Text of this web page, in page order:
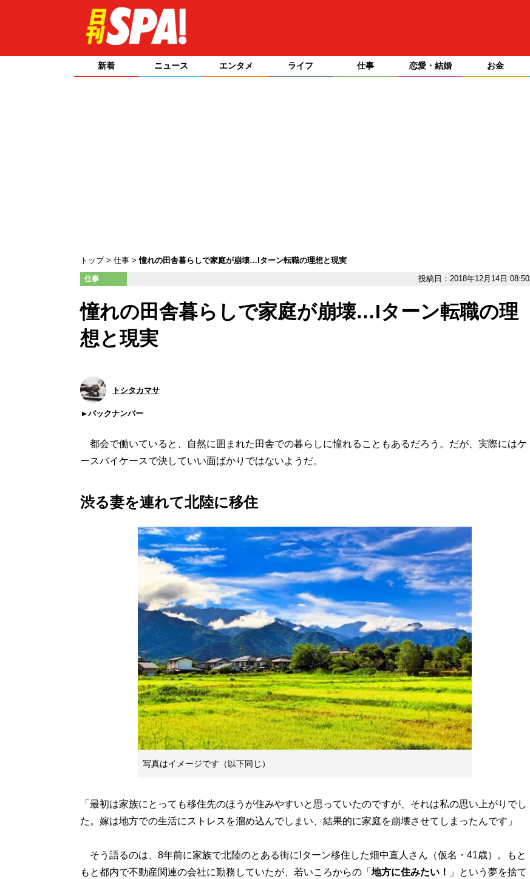
新着 ニュース エンタメ ライフ 仕事 恋愛・結婚 お金
トップ 仕事 憧れの田舎暮らしで家庭が崩壊…Iターン転職の理想と現実
仕事 投稿日：2018年12月14日 08:50
憧れの田舎暮らしで家庭が崩壊…Iターン転職の理
想と現実
トシタカマサ
バックナンバー
都会で働いていると、自然に囲まれた田舎での暮らしに憧れることもあるだろう。だが、実際にはケ
ースバイケースで決していい面ばかりではないようだ。
渋る妻を連れて北陸に移住
写真はイメージです（以下同じ）
「最初は家族にとっても移住先のほうが住みやすいと思っていたのですが、それは私の思い上がりでし
た。嫁は地方での生活にストレスを溜め込んでしまい、結果的に家庭を崩壊させてしまったんです」
そう語るのは、8年前に家族で北陸のとある街にIターン移住した畑中直人さん（仮名・41歳）。もと
もと都内で不動産関連の会社に勤務していたが、若いころからの「 地方に住みたい！
」という夢を捨て